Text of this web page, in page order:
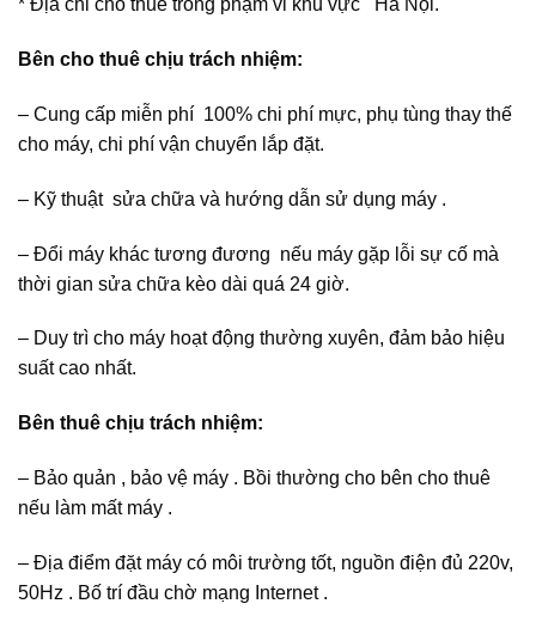
* Địa chỉ cho thuê trong phạm vi khu vực Hà Nội.
Bên cho thuê chịu trách nhiệm:
– Cung cấp miễn phí 100% chi phí mực, phụ tùng thay thế
cho máy, chi phí vận chuyển lắp đặt.
– Kỹ thuật sửa chữa và hướng dẫn sử dụng máy .
– Đổi máy khác tương đương nếu máy gặp lỗi sự cố mà
thời gian sửa chữa kèo dài quá 24 giờ.
– Duy trì cho máy hoạt động thường xuyên, đảm bảo hiệu
suất cao nhất.
Bên thuê chịu trách nhiệm:
– Bảo quản , bảo vệ máy . Bồi thường cho bên cho thuê
nếu làm mất máy .
– Địa điểm đặt máy có môi trường tốt, nguồn điện đủ 220v,
50Hz . Bố trí đầu chờ mạng Internet .